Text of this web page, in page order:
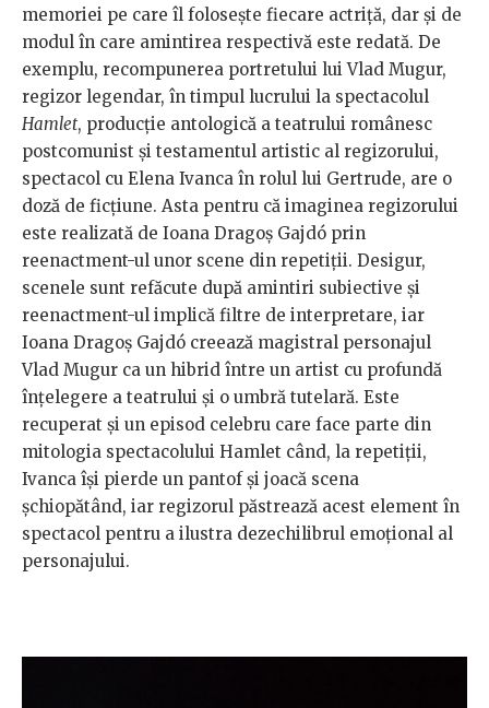
memoriei pe care îl folosește fiecare actriță, dar și de
modul în care amintirea respectivă este redată. De
exemplu, recompunerea portretului lui Vlad Mugur,
regizor legendar, în timpul lucrului la spectacolul
Hamlet, producție antologică a teatrului românesc
postcomunist și testamentul artistic al regizorului,
spectacol cu Elena Ivanca în rolul lui Gertrude, are o
doză de ficțiune. Asta pentru că imaginea regizorului
este realizată de Ioana Dragoș Gajdó prin
reenactment-ul unor scene din repetiții. Desigur,
scenele sunt refăcute după amintiri subiective și
reenactment-ul implică filtre de interpretare, iar
Ioana Dragoș Gajdó creează magistral personajul
Vlad Mugur ca un hibrid între un artist cu profundă
înțelegere a teatrului și o umbră tutelară. Este
recuperat și un episod celebru care face parte din
mitologia spectacolului Hamlet când, la repetiții,
Ivanca își pierde un pantof și joacă scena
șchiopătând, iar regizorul păstrează acest element în
spectacol pentru a ilustra dezechilibrul emoțional al
personajului.